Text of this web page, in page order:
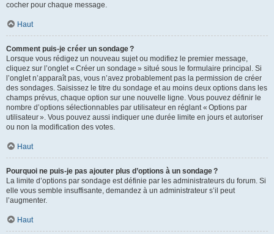
cocher pour chaque message.
Haut
Comment puis-je créer un sondage ?
Lorsque vous rédigez un nouveau sujet ou modifiez le premier message,
cliquez sur l’onglet « Créer un sondage » situé sous le formulaire principal. Si
l’onglet n’apparaît pas, vous n’avez probablement pas la permission de créer
des sondages. Saisissez le titre du sondage et au moins deux options dans les
champs prévus, chaque option sur une nouvelle ligne. Vous pouvez définir le
nombre d’options sélectionnables par utilisateur en réglant « Options par
utilisateur ». Vous pouvez aussi indiquer une durée limite en jours et autoriser
ou non la modification des votes.
Haut
Pourquoi ne puis-je pas ajouter plus d’options à un sondage ?
La limite d’options par sondage est définie par les administrateurs du forum. Si
elle vous semble insuffisante, demandez à un administrateur s’il peut
l’augmenter.
Haut